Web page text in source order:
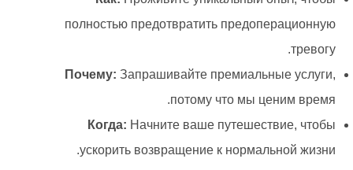
полностью предотвратить предоперационную
тревогу.
Почему: Запрашивайте премиальные услуги,
потому что мы ценим время.
Когда: Начните ваше путешествие, чтобы
ускорить возвращение к нормальной жизни.